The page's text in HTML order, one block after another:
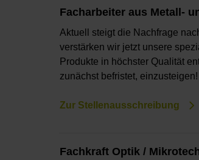
Facharbeiter aus Metall-
Aktuell steigt die Nachfrage
verstärken wir jetzt unsere
Produkte in höchster Qualität
zunächst befristet, einzusteigen!
Zur Stellenausschreibung
Fachkraft Optik /